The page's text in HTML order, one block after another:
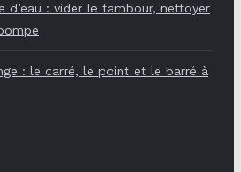
d’eau : vider le tambour, nettoyer
: le carré, le point et le barré à